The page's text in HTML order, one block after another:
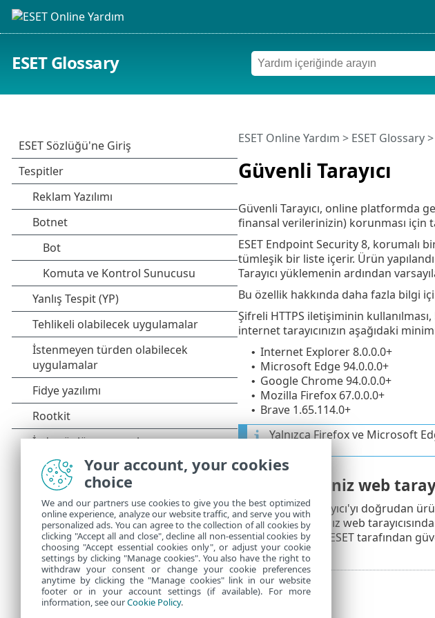
ESET Glossary
Güvenli Tarayıcı
ESET Online Yardım > ESET Glossary>
Güvenli Tarayıcı, online platformda
finansal verilerinizin) korunması için
ESET Endpoint Security 8, korumalı
tümleşik bir liste içerir. Ürün
Tarayıcı yüklemenin ardından
Bu özellik hakkında daha fazla bilgi
Şifreli HTTPS iletişiminin
internet tarayıcınızın aşağıdaki
• Internet Explorer 8.0.0.0+
• Microsoft Edge 94.0.0.0+
• Google Chrome 94.0.0.0+
• Mozilla Firefox 67.0.0.0+
• Brave 1.65.114.0+
Yalnızca Firefox ve Microsoft
Tercih ettiğiniz web
ESET Güvenli Tarayıcı'yı doğrudan
olarak ayarladığınız web
ESET dahili listesi ESET tarafından
Your account, your cookies
choice
We and our partners use cookies to give you the best optimized
online experience, analyze our website traffic, and serve you with
personalized ads. You can agree to the collection of all cookies by
clicking "Accept all and close", decline all non-essential cookies by
choosing "Accept essential cookies only", or adjust your cookie
settings by clicking "Manage cookies". You also have the right to
withdraw your consent or change your cookie preferences
anytime by clicking the "Manage cookies" link in our website
footer or in your account settings (if available). For more
information, see ourCookie Policy.